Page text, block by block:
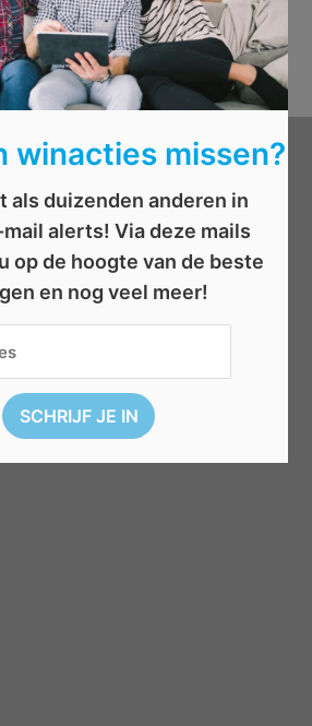
winacties missen?
als duizenden anderen in
alerts! Via deze mails
op de hoogte van de beste
en nog veel meer!